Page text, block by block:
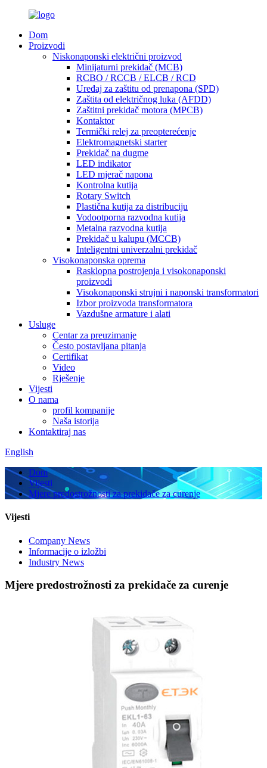
Dom
Proizvodi
Niskonaponski električni proizvod
Minijaturni prekidač (MCB)
RCBO / RCCB / ELCB / RCD
Uređaj za zaštitu od prenapona (SPD)
Zaštita od električnog luka (AFDD)
Zaštitni prekidač motora (MPCB)
Kontaktor
Termički relej za preopterećenje
Elektromagnetski starter
Prekidač na dugme
LED indikator
LED mjerač napona
Kontrolna kutija
Rotary Switch
Plastična kutija za distribuciju
Vodootporna razvodna kutija
Metalna razvodna kutija
Prekidač u kalupu (MCCB)
Inteligentni univerzalni prekidač
Visokonaponska oprema
Rasklopna postrojenja i visokonaponski
proizvodi
Visokonaponski strujni i naponski transformatori
Izbor proizvoda transformatora
Vazdušne armature i alati
Usluge
Centar za preuzimanje
Često postavljana pitanja
Certifikat
Video
Rješenje
Vijesti
O nama
profil kompanije
Naša istorija
Kontaktiraj nas
English
Dom
Vijesti
Mjere predostrožnosti za prekidače za curenje
Vijesti
Company News
Informacije o izložbi
Industry News
Mjere predostrožnosti za prekidače za curenje